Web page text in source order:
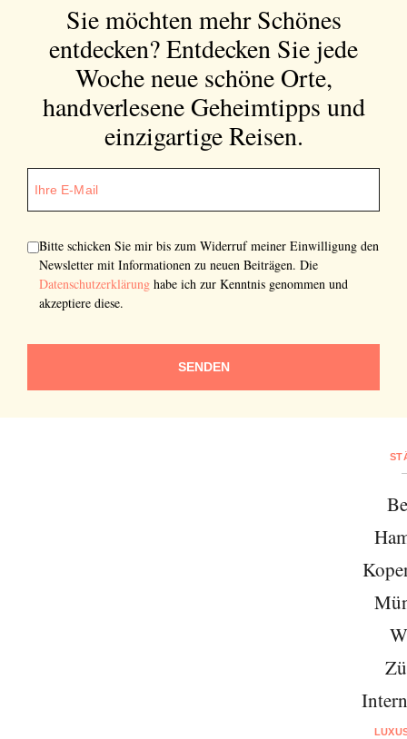
Sie möchten mehr Schönes
entdecken?Entdecken Sie jede
Woche neue schöne Orte,
handverlesene Geheimtipps und
einzigartige Reisen.
Bitte schicken Sie mir bis zum Widerruf meiner Einwilligung den
Newsletter mit Informationen zu neuen Beiträgen. Die
Datenschutzerklärung habe ich zur Kenntnis genommen und
akzeptiere diese.
SENDEN